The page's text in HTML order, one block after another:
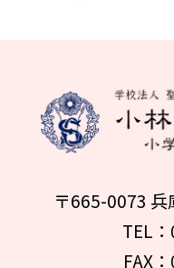
〒665-0073
TEL
FAX